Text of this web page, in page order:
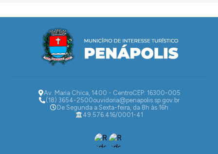
Av. Maria Chica, 1400 - CentroCEP: 16300-005
(18) 3654-2500ouvidoria@penapolis.sp.gov.br
De Segunda a Sexta-feira, da 8h às 16h
49.576.416/0001-41